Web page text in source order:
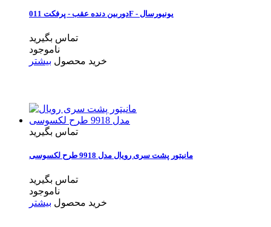
دوربین دنده عقب - پرفکت 011F - یونیورسال
تماس بگیرید
ناموجود
خرید محصول بیشتر
تماس بگیرید
مانیتور پشت سری رویال مدل 9918 طرح لکسوسی
تماس بگیرید
ناموجود
خرید محصول بیشتر